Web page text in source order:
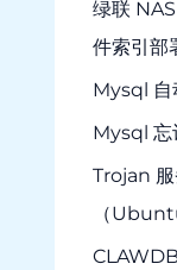
绿联
件索引部
Mysql 自
Mysql 忘
Trojan
（